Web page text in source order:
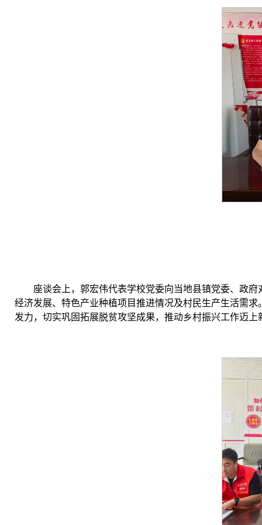
座谈会上，郭宏伟代表学校党委向当地县镇党委、政
经济发展、特色产业种植项目推进情况及村民生产生活需
发力，切实巩固拓展脱贫攻坚成果，推动乡村振兴工作迈